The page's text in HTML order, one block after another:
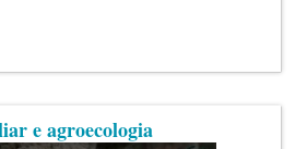
e agroecologia